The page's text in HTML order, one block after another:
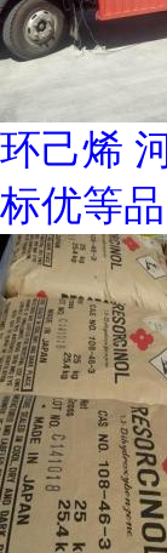
环己烯
标优等品